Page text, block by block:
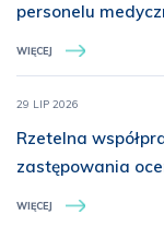
personelu
rozszerzenia
WIĘCEJ
29 LIP 2026
Rzetelna
zastępowania
świadczeń z
WIĘCEJ